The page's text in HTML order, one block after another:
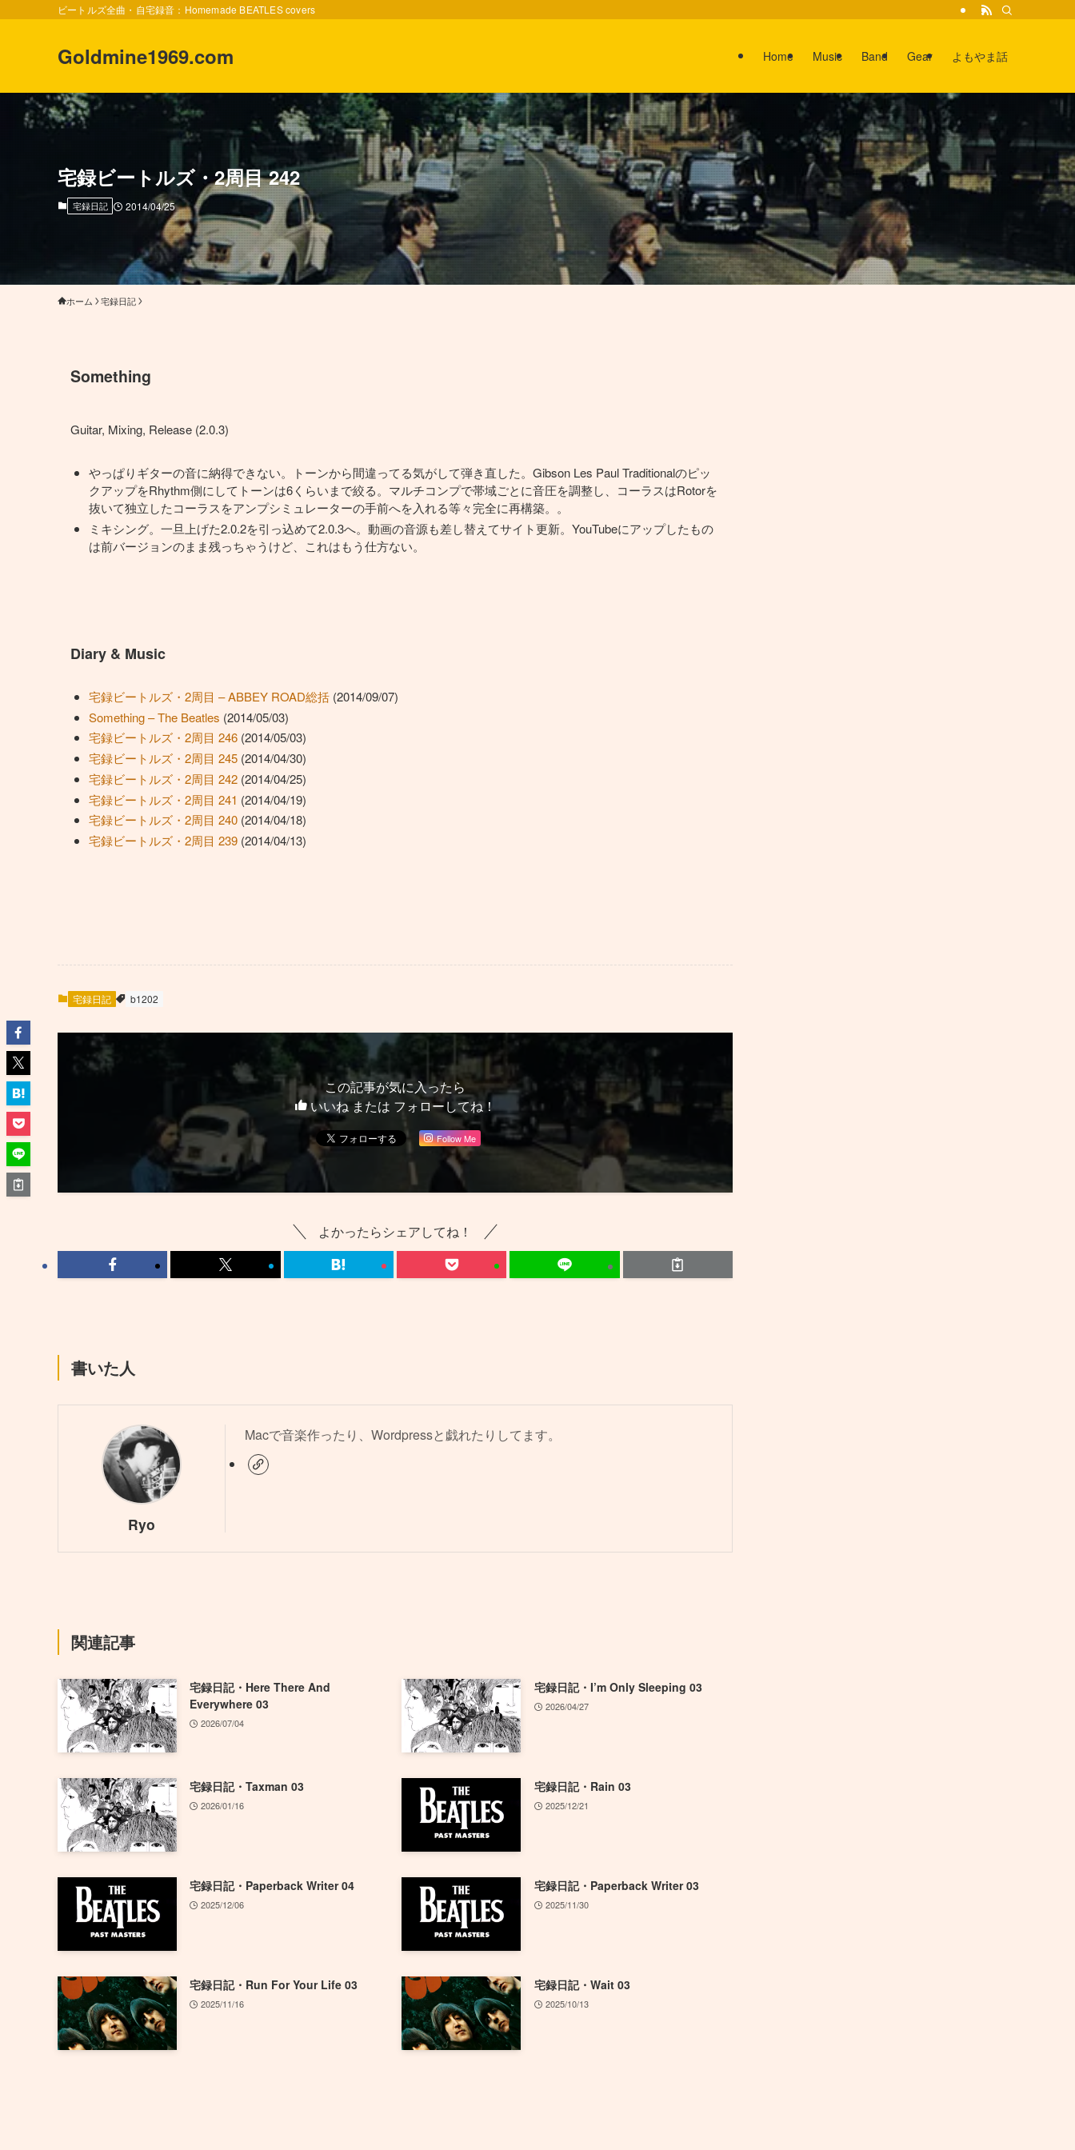
ビートルズ全曲・自宅録音：Homemade BEATLES covers
Goldmine1969.com Home Music Band Gear よもやま話
宅録ビートルズ・2周目 242
宅録日記 2014/04/25
ホーム 宅録日記
Something
Guitar, Mixing, Release (2.0.3)
やっぱりギターの音に納得できない。トーンから間違ってる気がして弾き直した。Gibson Les Paul Traditionalのピッ
クアップをRhythm側にしてトーンは6くらいまで絞る。マルチコンプで帯域ごとに音圧を調整し、コーラスはRotorを
抜いて独立したコーラスをアンプシミュレーターの手前へを入れる等々完全に再構築。。
ミキシング。一旦上げた2.0.2を引っ込めて2.0.3へ。動画の音源も差し替えてサイト更新。YouTubeにアップしたもの
は前バージョンのまま残っちゃうけど、これはもう仕方ない。
Diary & Music
宅録ビートルズ・2周目 – ABBEY ROAD総括(2014/09/07)
Something – The Beatles (2014/05/03)
宅録ビートルズ・2周目 246(2014/05/03)
宅録ビートルズ・2周目 245(2014/04/30)
宅録ビートルズ・2周目 242(2014/04/25)
宅録ビートルズ・2周目 241 (2014/04/19)
宅録ビートルズ・2周目 240(2014/04/18)
宅録ビートルズ・2周目 239(2014/04/13)
宅録日記 b1202
この記事が気に入ったら
いいね または フォローしてね！
Follow Me
よかったらシェアしてね！
書いた人
Ryo
Macで音楽作ったり、Wordpressと戯れたりしてます。
関連記事
宅録日記・Here There And
Everywhere 03
2026/07/04
宅録日記・I’m Only Sleeping 03
2026/04/27
宅録日記・Taxman 03
2026/01/16
宅録日記・Rain 03
2025/12/21
宅録日記・Paperback Writer 04
2025/12/06
宅録日記・Paperback Writer 03
2025/11/30
宅録日記・Run For Your Life 03
2025/11/16
宅録日記・Wait 03
2025/10/13